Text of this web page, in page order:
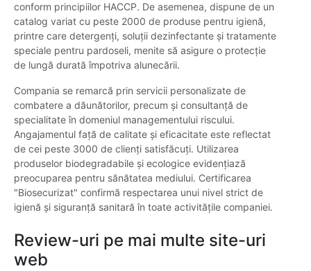
conform principiilor HACCP. De asemenea, dispune de un
catalog variat cu peste 2000 de produse pentru igienă,
printre care detergenți, soluții dezinfectante și tratamente
speciale pentru pardoseli, menite să asigure o protecție
de lungă durată împotriva alunecării.
Compania se remarcă prin servicii personalizate de
combatere a dăunătorilor, precum și consultanță de
specialitate în domeniul managementului riscului.
Angajamentul față de calitate și eficacitate este reflectat
de cei peste 3000 de clienți satisfăcuți. Utilizarea
produselor biodegradabile și ecologice evidențiază
preocuparea pentru sănătatea mediului. Certificarea
"Biosecurizat" confirmă respectarea unui nivel strict de
igienă și siguranță sanitară în toate activitățile companiei.
Review-uri pe mai multe site-uri
web